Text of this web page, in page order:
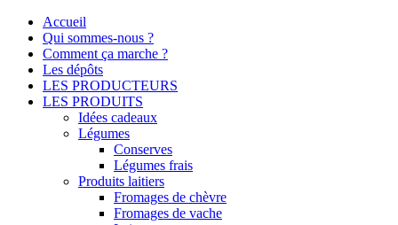
Accueil
Qui sommes-nous ?
Comment ça marche ?
Les dépôts
LES PRODUCTEURS
LES PRODUITS
Idées cadeaux
Légumes
Conserves
Légumes frais
Produits laitiers
Fromages de chèvre
Fromages de vache